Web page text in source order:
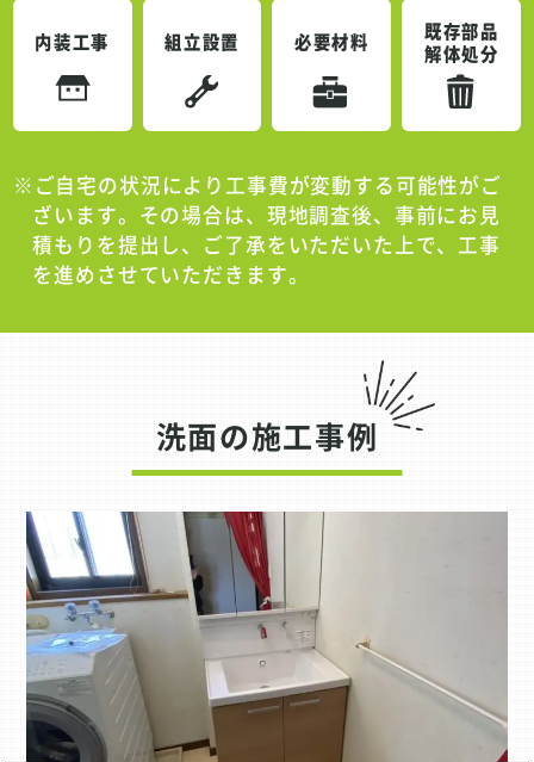
内装工事 組立設置 必要材料
既存部品
解体処分
※ご自宅の状況により工事費が変動する可能性がご
ざいます。その場合は、現地調査後、事前にお見
積もりを提出し、ご了承をいただいた上で、工事
を進めさせていただきます。
洗面の施工事例